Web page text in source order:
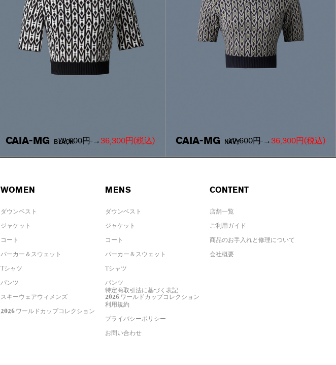
CAIA-MG BLACK
72,600円→36,300円(税込) CAIA-MG NAVY
72,600円→36,300円(税込)
WOMEN
ダウンベスト
ジャケット
コート
パーカー＆スウェット
Tシャツ
パンツ
スキーウェアウィメンズ
2026 ワールドカップコレクション
MENS
ダウンベスト
ジャケット
コート
パーカー＆スウェット
Tシャツ
パンツ
2026 ワールドカップコレクション
CONTENT
店舗一覧
ご利用ガイド
商品のお手入れと修理について
会社概要
特定商取引法に基づく表記
利用規約
プライバシーポリシー
お問い合わせ